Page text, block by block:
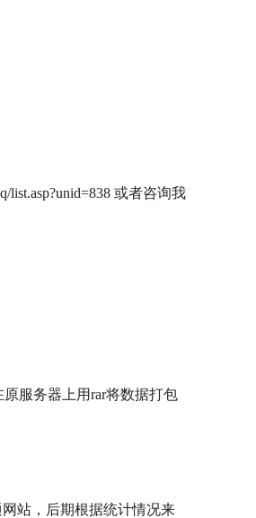
或者咨询我
服务器上用rar将数据打包
站，后期根据统计情况来